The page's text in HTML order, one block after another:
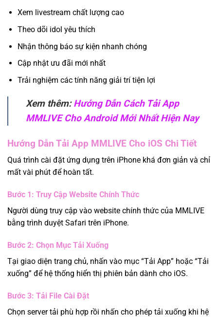
Xem livestream chất lượng cao
Theo dõi idol yêu thích
Nhận thông báo sự kiện nhanh chóng
Cập nhật ưu đãi mới nhất
Trải nghiệm các tính năng giải trí tiện lợi
Xem thêm:Hướng Dẫn Cách Tải App
MMLIVE Cho Android Mới Nhất Hiện Nay
Hướng Dẫn Tải App MMLIVE Cho iOS Chi Tiết
Quá trình cài đặt ứng dụng trên iPhone khá đơn giản và chỉ
mất vài phút để hoàn tất.
Bước 1: Truy Cập Website Chính Thức
Người dùng truy cập vào website chính thức của MMLIVE
bằng trình duyệt Safari trên iPhone.
Bước 2: Chọn Mục Tải Xuống
Tại giao diện trang chủ, nhấn vào mục “Tải App” hoặc “Tải
xuống” để hệ thống hiển thị phiên bản dành cho iOS.
Bước 3: Tải File Cài Đặt
Chọn server tải phù hợp rồi nhấn cho phép tải xuống khi hệ